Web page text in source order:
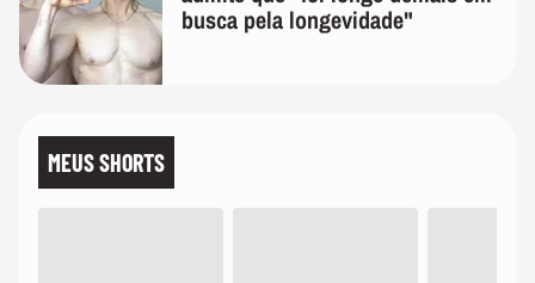
busca pela longevidade"
MEUS SHORTS